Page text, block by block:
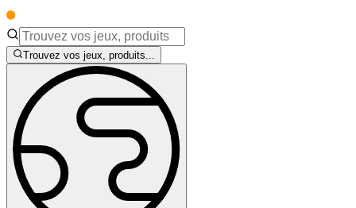
Trouvez vos jeux, produits...